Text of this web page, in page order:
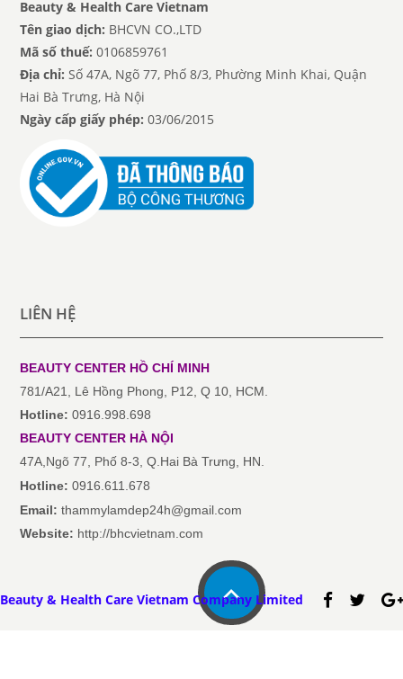
Beauty & Health Care Vietnam
Tên giao dịch: BHCVN CO.,LTD
Mã số thuế:0106859761
Địa chỉ: Số 47A, Ngõ 77, Phố 8/3, Phường Minh Khai, Quận
Hai Bà Trưng, Hà Nội
Ngày cấp giấy phép: 03/06/2015
LIÊN HỆ
BEAUTY CENTER HỒ CHÍ MINH
781/A21, Lê Hồng Phong, P12, Q 10, HCM.
Hotline: 0916.998.698
BEAUTY CENTER HÀ NỘI
47A,Ngõ 77, Phố 8-3, Q.Hai Bà Trưng, HN.
Hotline: 0916.611.678
Email:thammylamdep24h@gmail.com
Website: http://bhcvietnam.com
Beauty & Health Care Vietnam Company Limited